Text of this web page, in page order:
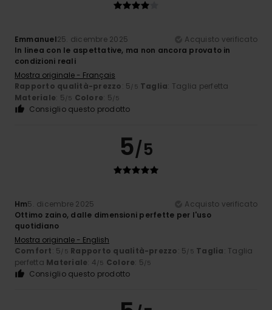
Emmanuel25. dicembre 2025
Acquisto verificato
In linea con le aspettative, ma non ancora provato in
condizioni reali
Mostra originale - Français
Rapporto qualità-prezzo: 5/5 Taglia: Taglia perfetta
Materiale: 5/5 Colore: 5/5
Consiglio questo prodotto
5/5
Hm5. dicembre 2025
Acquisto verificato
Ottimo zaino, dalle dimensioni perfette per l'uso
quotidiano
Mostra originale - English
Comfort: 5/5 Rapporto qualità-prezzo: 5/5 Taglia: Taglia
perfetta Materiale: 4/5 Colore: 5/5
Consiglio questo prodotto